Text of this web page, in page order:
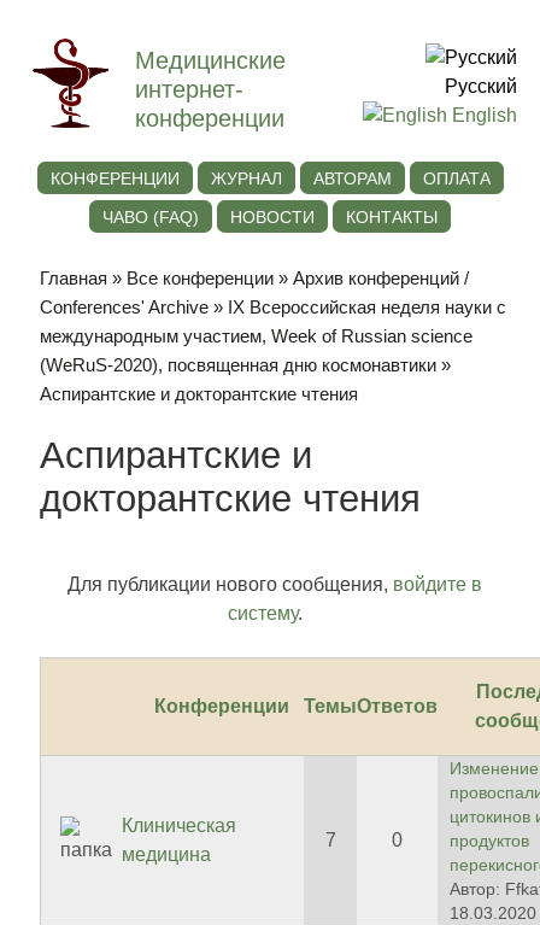
Медицинские
интернет-
конференции
Русский
English
КОНФЕРЕНЦИИ ЖУРНАЛ АВТОРАМ
ОПЛАТА
ЧАВО (FAQ)
НОВОСТИ КОНТАКТЫ
Главная » Все конференции »Архив конференций /
Conferences' Archive » IХ Всероссийская неделя науки с
международным участием, Week of Russian science
(WeRuS-2020), посвященная дню космонавтики »
Аспирантские и докторантские чтения
Аспирантские и
докторантские чтения
Для публикации нового сообщения, войдите в
систему.
Конференции ТемыОтветов
Клиническая
медицина
7 0
цитокинов
продуктов
Автор: